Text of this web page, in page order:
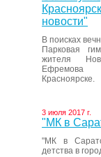
новости"
В поисках
Парковая
жителя
Красноярске.
3 июля 2017 г.
"МК в
"МК в
детства в